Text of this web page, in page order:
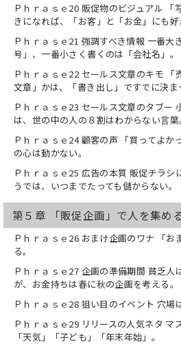
積極的に展
著書に、
『200社に
がホイホイ
出版社）
『巣ごもり
ら出ない人
ワザ』（技
共著に『会
ある。
Ｐｈｒａｓｅ20 販促物のビジュアル 「
きになれば、「お客」と「お金」にも好
Ｐｈｒａｓｅ21 強調すべき情報 一番大
号」、一番小さく書くのは「会社名」。
Ｐｈｒａｓｅ22 セールス文章のキモ 「
文章」かは、「書き出し」ですでに決ま
Ｐｈｒａｓｅ23 セールス文章のタブー
は、世の中の人の８割はわからない言葉。
Ｐｈｒａｓｅ24 顧客の声 「買ってよか
の心は動かない。
Ｐｈｒａｓｅ25 広告の本質 販促チラシ
うでは、いつまでたっても儲からない。
第５章 「販促企画」で人を集め
Ｐｈｒａｓｅ26 おまけ企画のワナ 「お
る。
Ｐｈｒａｓｅ27 企画の準備期間 貧乏人
が、お金持ちは春に秋の企画を考える。
Ｐｈｒａｓｅ28 狙い目のイベント 穴場
Ｐｈｒａｓｅ29 リリースの人気ネタ マ
「天気」「子ども」「年末年始」。